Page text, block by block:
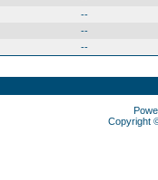
--
--
--
Copyright